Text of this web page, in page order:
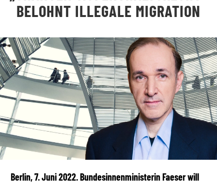
VERANSTALTUNGEN
PRESSE
STELLENPORTAL
MEDIATHEK
BELOHNT ILLEGALE MIGRATION
Berlin, 7. Juni 2022.Bundesinnenministerin Faeser will